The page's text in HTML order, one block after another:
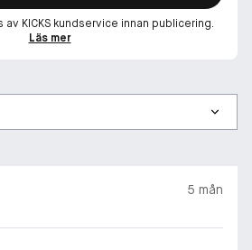
KICKS kundservice innan publicering.
Läs mer
5 mån